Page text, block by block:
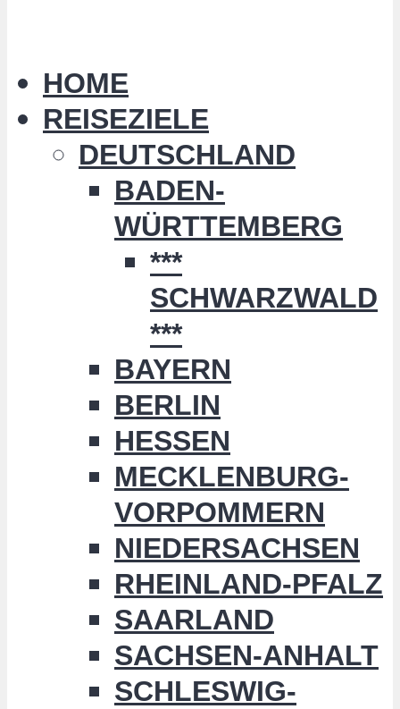
HOME
REISEZIELE
DEUTSCHLAND
BADEN-
WÜRTTEMBERG
***
SCHWARZWALD
***
BAYERN
BERLIN
HESSEN
MECKLENBURG-
VORPOMMERN
NIEDERSACHSEN
RHEINLAND-PFALZ
SAARLAND
SACHSEN-ANHALT
SCHLESWIG-